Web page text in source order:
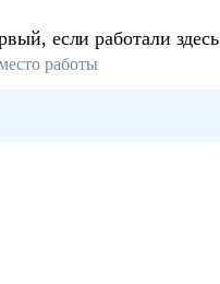
если работали здесь
работы